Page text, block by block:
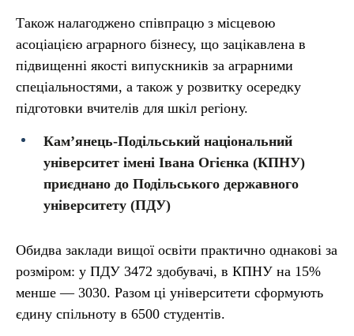
Також налагоджено співпрацю з місцевою
асоціацією аграрного бізнесу, що зацікавлена в
підвищенні якості випускників за аграрними
спеціальностями, а також у розвитку осередку
підготовки вчителів для шкіл регіону.
Камʼянець-Подільський національний
університет імені Івана Огієнка (КПНУ)
приєднано до Подільського державного
університету (ПДУ)
Обидва заклади вищої освіти практично однакові за
розміром: у ПДУ 3472 здобувачі, в КПНУ на 15%
менше — 3030. Разом ці університети сформують
єдину спільноту в 6500 студентів.